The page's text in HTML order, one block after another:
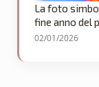
La foto
fine anno del
02/01/2026